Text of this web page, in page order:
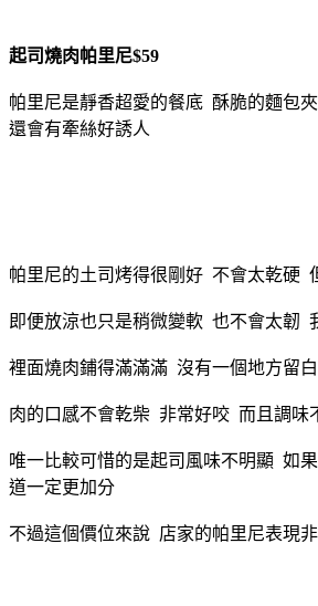
起司燒肉帕里尼$59
帕里尼是靜香超愛的餐底 酥脆的麵包
還會有牽絲好誘人
帕里尼的土司烤得很剛好 不會太乾硬
即便放涼也只是稍微變軟 也不會太韌
裡面燒肉鋪得滿滿滿 沒有一個地方留白
肉的口感不會乾柴 非常好咬 而且調味
唯一比較可惜的是起司風味不明顯 如
道一定更加分
不過這個價位來說 店家的帕里尼表現